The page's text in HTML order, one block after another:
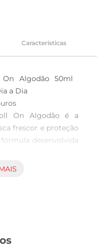
Características
On Algodão 50ml
a Dia
On Algodão é a
frescor e proteção
desenvolvida
de limpeza e